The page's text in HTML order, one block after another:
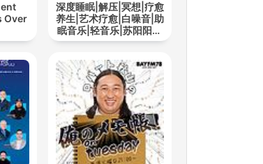
Over
深度睡眠|解压|冥想|疗愈
养生|艺术疗愈|白噪音|助
眠音乐|轻音乐|苏阳阳频
道